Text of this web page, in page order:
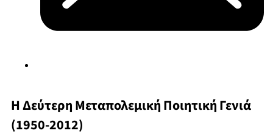
Η Δεύτερη Μεταπολεμική Ποιητική Γενιά
(1950-2012)